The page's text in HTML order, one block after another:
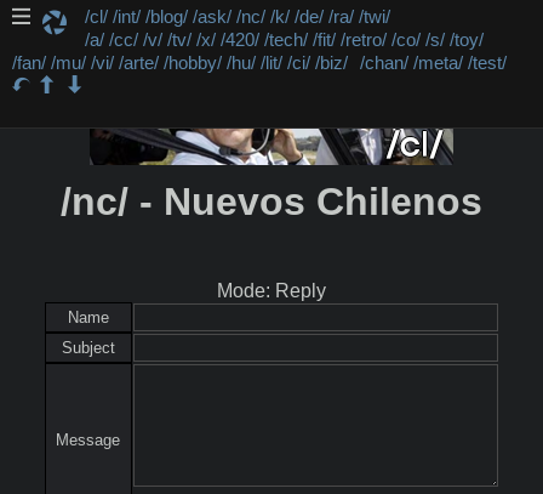
/cl/ /int/ /blog/ /ask/ /nc/ /k/ /de/ /ra/ /twi/
/a/ /cc/ /v/ /tv/ /x/ /420/ /tech/ /fit/ /retro/ /co/ /s/ /toy/
/fan/ /mu/ /vi/ /arte/ /hobby/ /hu/ /lit/ /ci/ /biz/ /chan/ /meta/ /test/
/nc/ - Nuevos Chilenos
Mode: Reply
Name
Subject
Message